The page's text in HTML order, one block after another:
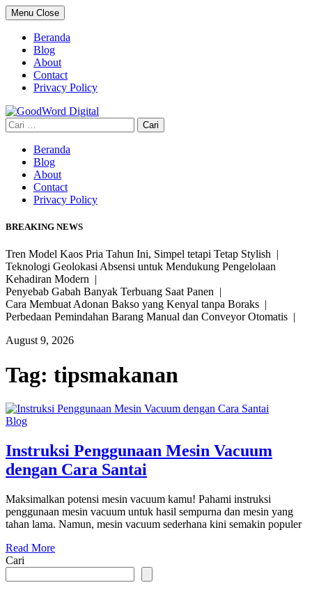
Skip
to
content
Menu Close
Beranda
Blog
About
Contact
Privacy Policy
Cari
untuk:
Beranda
Blog
About
Contact
Privacy Policy
BREAKING NEWS
Tren Model Kaos Pria Tahun Ini, Simpel tetapi Tetap Stylish |
Teknologi Geolokasi Absensi untuk Mendukung Pengelolaan
Kehadiran Modern |
Penyebab Gabah Banyak Terbuang Saat Panen |
Cara Membuat Adonan Bakso yang Kenyal tanpa Boraks |
Perbedaan Pemindahan Barang Manual dan Conveyor Otomatis |
August 9, 2026
Tag: tipsmakanan
Blog
Instruksi Penggunaan Mesin Vacuum
dengan Cara Santai
Maksimalkan potensi mesin vacuum kamu! Pahami instruksi
penggunaan mesin vacuum untuk hasil sempurna dan mesin yang
tahan lama. Namun, mesin vacuum sederhana kini semakin populer
Read More
Cari